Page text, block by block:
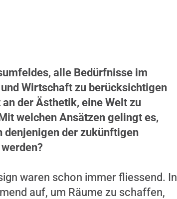
alle Bedürfnisse im
Wirtschaft zu berücksichtigen
der Ästhetik, eine Welt zu
welchen Ansätzen gelingt es,
denjenigen der zukünftigen
waren schon immer fliessend. In
auf, um Räume zu schaffen,